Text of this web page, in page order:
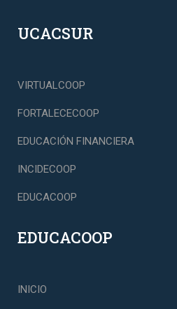
UCACSUR
VIRTUALCOOP
FORTALECECOOP
EDUCACIÓN FINANCIERA
INCIDECOOP
EDUCACOOP
EDUCACOOP
INICIO